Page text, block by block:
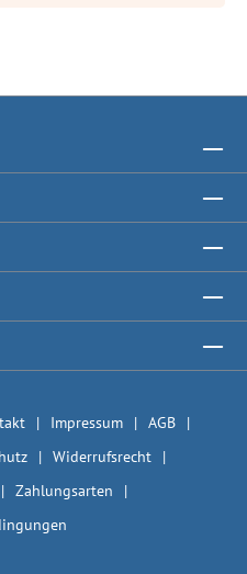
Impressum
AGB
Widerrufsrecht
Zahlungsarten